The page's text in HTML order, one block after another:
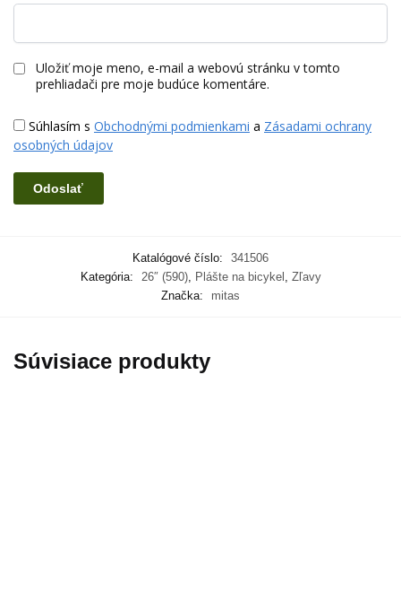
Uložiť moje meno, e-mail a webovú stránku v tomto
prehliadači pre moje budúce komentáre.
Súhlasím s Obchodnými podmienkami a Zásadami ochrany
osobných údajov
Katalógové číslo:
341506
Kategória:
26″ (590), Plášte na bicykel , Zľavy
Značka:
mitas
Súvisiace produkty